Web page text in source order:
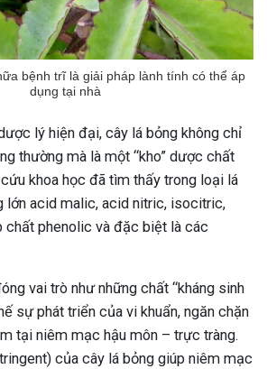
bệnh trĩ là giải pháp lành tính có thể áp
dụng tại nhà
lý hiện đại, cây lá bỏng không chỉ
thường mà là một “kho” dược chất
khoa học đã tìm thấy trong loại lá
lớn acid malic, acid nitric, isocitric,
chất phenolic và đặc biệt là các
vai trò như những chất “kháng sinh
sự phát triển của vi khuẩn, ngăn chặn
tại niêm mạc hậu môn – trực tràng.
của cây lá bỏng giúp niêm mạc